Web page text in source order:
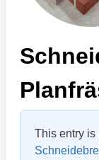
This entry is